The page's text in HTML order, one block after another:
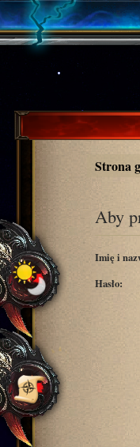
Strona
Aby
Imię i
Hasło: